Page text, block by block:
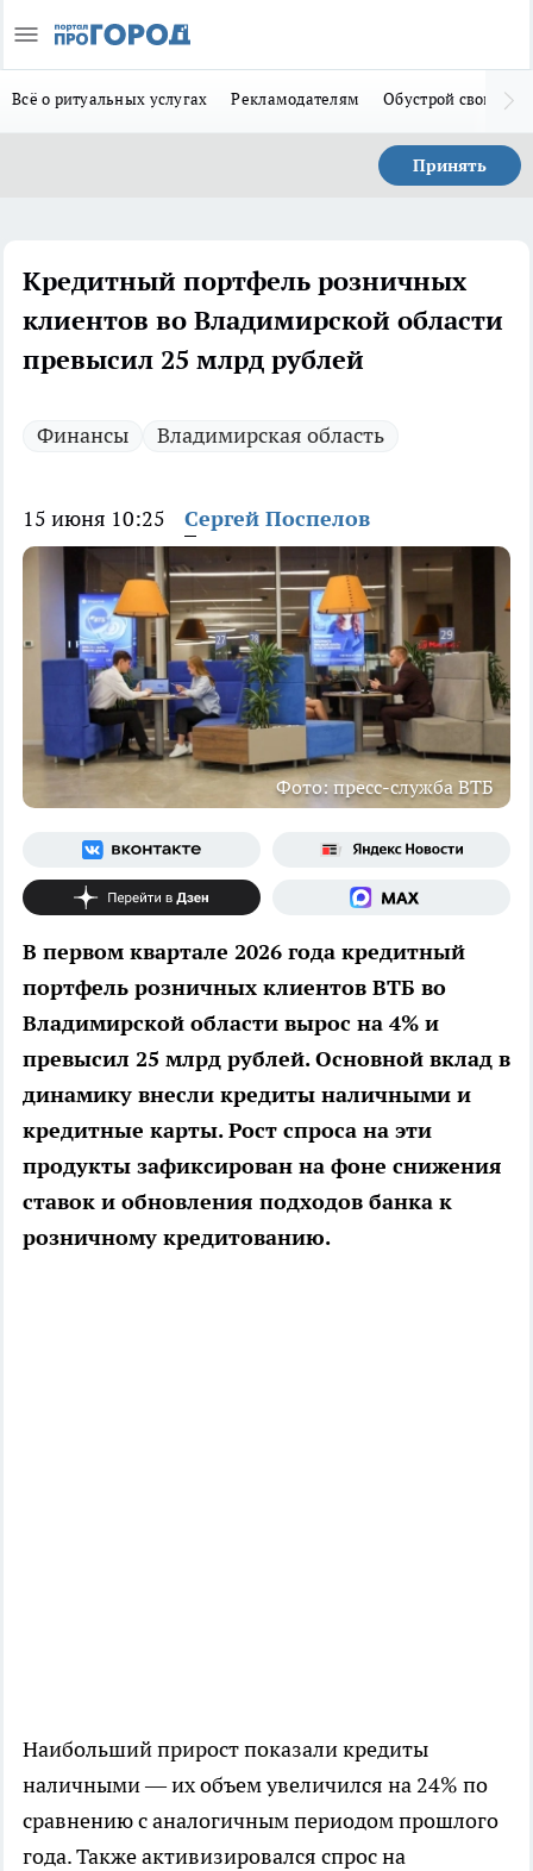
Всё о ритуальных услугах Рекламодателям Обустрой свой дом
Принять
Кредитный портфель розничных
клиентов во Владимирской области
превысил 25 млрд рублей
Финансы Владимирская область
15 июня 10:25 Сергей Поспелов
Фото: пресс-служба ВТБ
В первом квартале 2026 года кредитный
портфель розничных клиентов ВТБ во
Владимирской области вырос на 4% и
превысил 25 млрд рублей. Основной вклад в
динамику внесли кредиты наличными и
кредитные карты. Рост спроса на эти
продукты зафиксирован на фоне снижения
ставок и обновления подходов банка к
розничному кредитованию.
Наибольший прирост показали кредиты
наличными — их объем увеличился на 24% по
сравнению с аналогичным периодом прошлого
года. Также активизировался спрос на